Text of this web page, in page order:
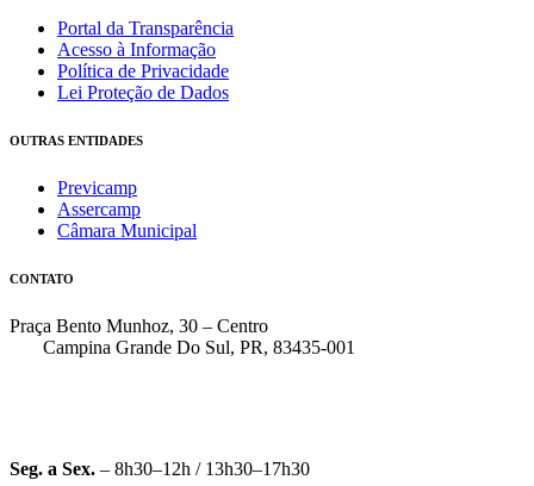
Portal da Transparência
Acesso à Informação
Política de Privacidade
Lei Proteção de Dados
OUTRAS ENTIDADES
Previcamp
Assercamp
Câmara Municipal
CONTATO
Praça Bento Munhoz, 30 – Centro
Campina Grande Do Sul, PR, 83435-001
Seg. a Sex. – 8h30–12h / 13h30–17h30